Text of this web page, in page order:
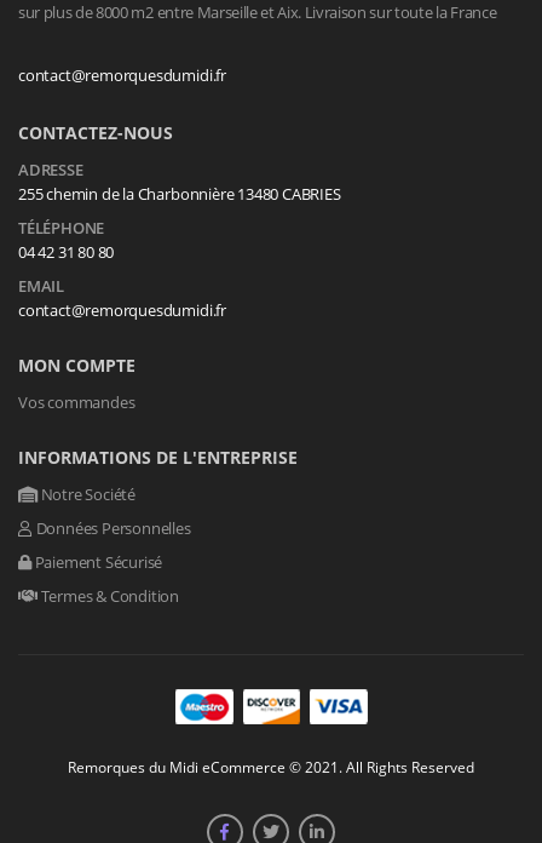
sur plus de 8000 m2 entre Marseille et Aix. Livraison sur toute la France
contact@remorquesdumidi.fr
CONTACTEZ-NOUS
ADRESSE
255 chemin de la Charbonnière 13480 CABRIES
TÉLÉPHONE
04 42 31 80 80
EMAIL
contact@remorquesdumidi.fr
MON COMPTE
Vos commandes
INFORMATIONS DE L'ENTREPRISE
Notre Société
Données Personnelles
Paiement Sécurisé
Termes & Condition
Remorques du Midi eCommerce © 2021. All Rights Reserved